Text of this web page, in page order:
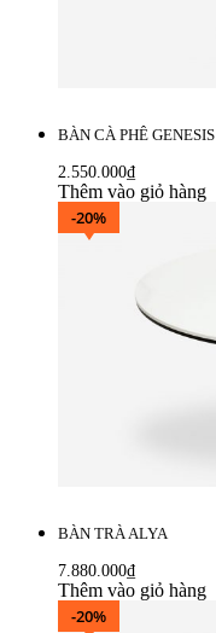
BÀN CÀ PHÊ GENESIS
2.550.000₫
Thêm vào giỏ hàng
-20%
BÀN TRÀ ALYA
7.880.000₫
Thêm vào giỏ hàng
-20%